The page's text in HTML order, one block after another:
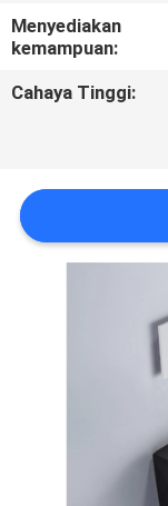
SITEMAP
PRIVACY
Menyediakan
kemampuan:
Cahaya Tinggi: